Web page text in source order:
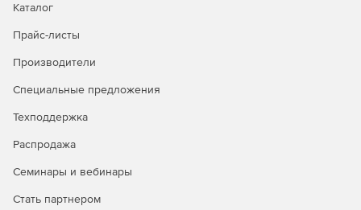
Каталог
Прайс-листы
Производители
Специальные предложения
Техподдержка
Распродажа
Семинары и вебинары
Стать партнером